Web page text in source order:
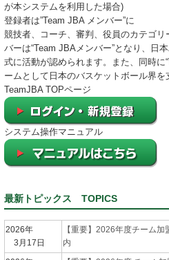
が本システムを利用した場合)
登録者は”Team JBA メンバー”に
競技者、コーチ、審判、役員のカテゴ
バーは“Team JBAメンバー”となり、日
式に活動が認められます。また、同時に
ームとして日本のバスケットボール界を
TeamJBA TOPページ
システム操作マニュアル
最新トピックス TOPICS
2026年
3月17日
【重要】2026年度チーム
内